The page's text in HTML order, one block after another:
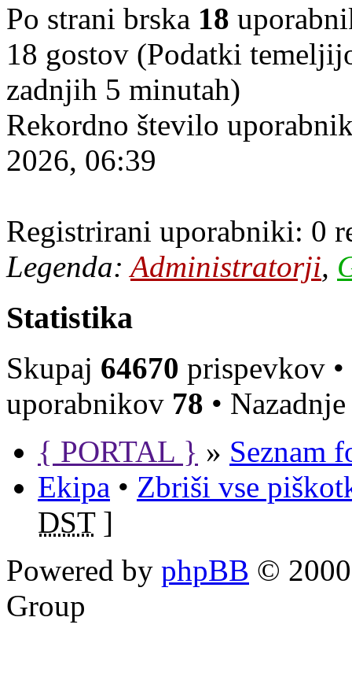
Po strani brska 18
18 gostov (Podatki
zadnjih 5 minutah)
Rekordno število
2026, 06:39
Registrirani uporabniki: 0
Legenda:Administratorji,
Statistika
Skupaj 64670 prispevkov
uporabnikov 78 •
{ PORTAL } » Seznam
Ekipa • Zbriši vse
DST]
Powered by phpBB ©
Group